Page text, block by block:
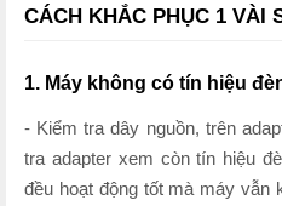
CÁCH KHẮC PHỤC 1 VÀI
1. Máy không có tín hiệu
- Kiểm tra dây nguồn, trên
tra adapter xem còn tín hiệu
đều hoạt động tốt mà máy vẫn